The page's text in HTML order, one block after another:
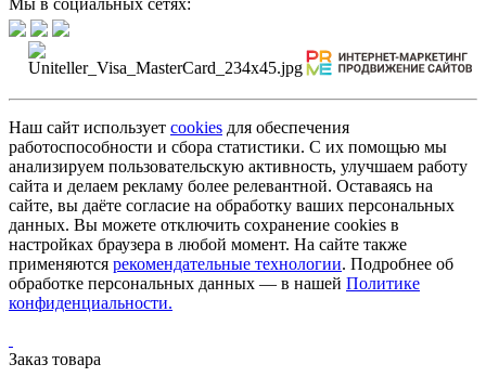
Наш сайт использует cookies для обеспечения
работоспособности и сбора статистики. С их помощью мы
анализируем пользовательскую активность, улучшаем работу
сайта и делаем рекламу более релевантной. Оставаясь на
сайте, вы даёте согласие на обработку ваших персональных
данных. Вы можете отключить сохранение cookies в
настройках браузера в любой момент. На сайте также
применяются рекомендательные технологии. Подробнее об
обработке персональных данных — в нашей Политике
конфиденциальности.
Заказ товара